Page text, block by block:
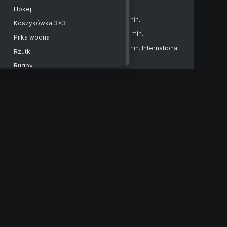
Kobiety
Women. Title Bouts. 10 rounds of 2 min.
Women. Rating bouts. 6 rounds of 2 min.
Women. Title Bouts. 10 rounds of 2 min. International
Women. 8 rounds of 2 min.
Hokej
Koszykówka 3x3
Piłka wodna
Rzutki
Rugby